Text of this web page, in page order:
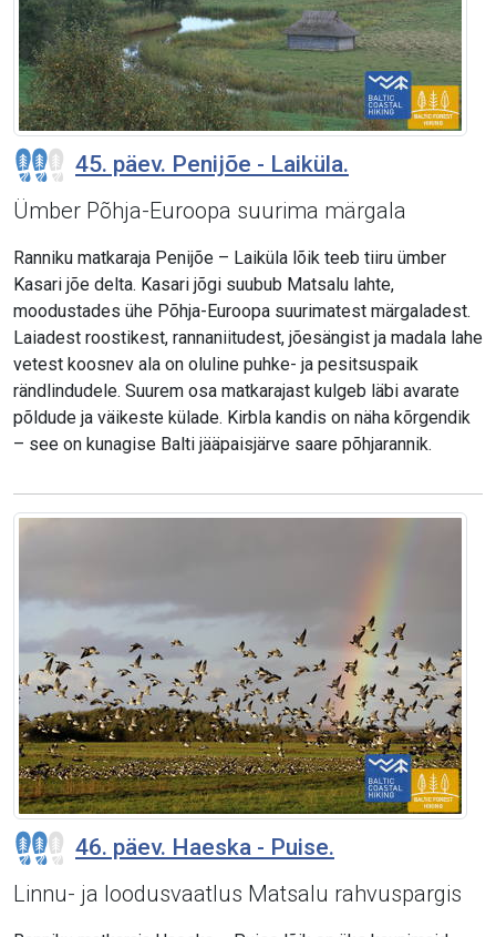
45. päev. Penijõe - Laiküla.
Ümber Põhja-Euroopa suurima märgala
Ranniku matkaraja Penijõe – Laiküla lõik teeb tiiru ümber
Kasari jõe delta. Kasari jõgi suubub Matsalu lahte,
moodustades ühe Põhja-Euroopa suurimatest märgaladest.
Laiadest roostikest, rannaniitudest, jõesängist ja madala lahe
vetest koosnev ala on oluline puhke- ja pesitsuspaik
rändlindudele. Suurem osa matkarajast kulgeb läbi avarate
põldude ja väikeste külade. Kirbla kandis on näha kõrgendik
– see on kunagise Balti jääpaisjärve saare põhjarannik.
46. päev. Haeska - Puise.
Linnu- ja loodusvaatlus Matsalu rahvuspargis